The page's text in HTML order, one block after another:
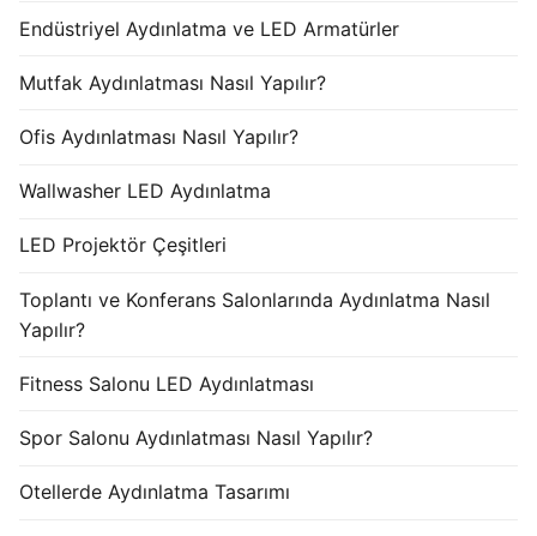
Endüstriyel Aydınlatma ve LED Armatürler
Mutfak Aydınlatması Nasıl Yapılır?
Ofis Aydınlatması Nasıl Yapılır?
Wallwasher LED Aydınlatma
LED Projektör Çeşitleri
Toplantı ve Konferans Salonlarında Aydınlatma Nasıl
Yapılır?
Fitness Salonu LED Aydınlatması
Spor Salonu Aydınlatması Nasıl Yapılır?
Otellerde Aydınlatma Tasarımı